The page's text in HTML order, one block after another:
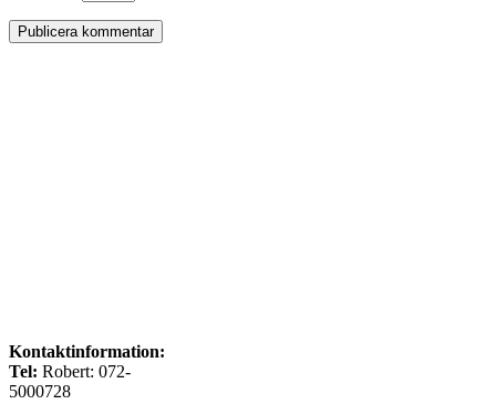
Kontaktinformation:
Tel: Robert: 072-
5000728